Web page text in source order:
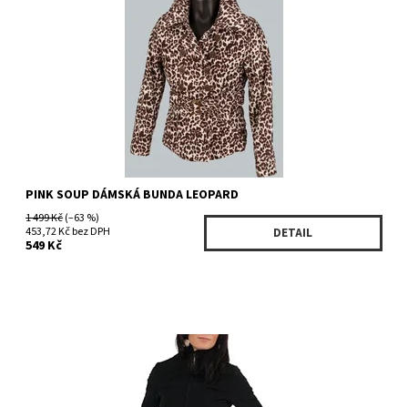
Skladem 1 ks
FLC64403
PINK SOUP
PINK SOUP DÁMSKÁ BUNDA LEOPARD
1 499 Kč(–63 %)
453,72 Kč bez DPH
549 Kč
DETAIL
Skladem 1 ks
889MP379BK
ELLEN TRACY